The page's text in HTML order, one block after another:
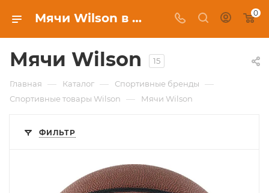
Мячи Wilson в Красноярске, купить в интернет-магазине c бесплатной доставкой 0
Мячи Wilson 15
Главная — Каталог — Спортивные бренды —
Спортивные товары Wilson — Мячи Wilson
ФИЛЬТР